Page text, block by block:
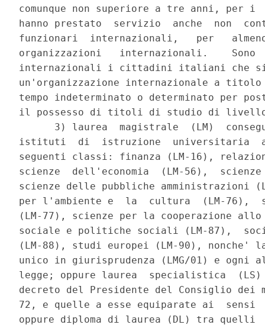
comunque non superiore a tre anni, per
hanno prestato  servizio  anche  non
funzionari  internazionali,   per
organizzazioni   internazionali.
internazionali i cittadini italiani che
un'organizzazione internazionale a titolo
tempo indeterminato o determinato per
il possesso di titoli di studio di
3) laurea  magistrale  (LM)
istituti  di  istruzione  universitaria
seguenti classi: finanza (LM-16),
scienze  dell'economia  (LM-56),
scienze delle pubbliche amministrazioni
per l'ambiente e  la  cultura  (LM-76),
(LM-77), scienze per la cooperazione
sociale e politiche sociali (LM-87),
(LM-88), studi europei (LM-90),
unico in giurisprudenza (LMG/01) e ogni
legge; oppure laurea  specialistica
decreto del Presidente del Consiglio
72, e quelle a esse equiparate ai
oppure diploma di laurea (DL) tra